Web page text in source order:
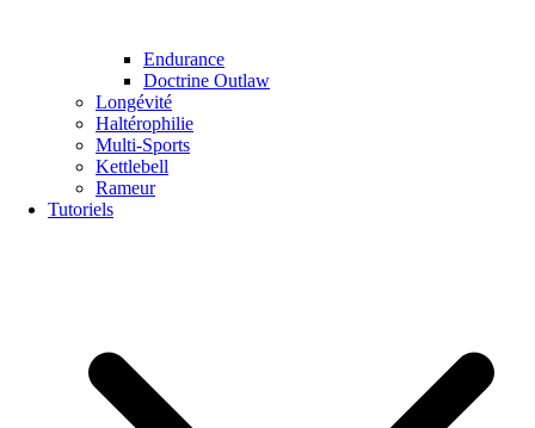
Endurance
Doctrine Outlaw
Longévité
Haltérophilie
Multi-Sports
Kettlebell
Rameur
Tutoriels